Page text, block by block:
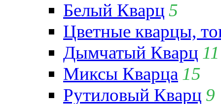
Белый Кварц 5
Цветные кварцы,
Дымчатый Кварц 11
Миксы Кварца 15
Рутиловый Кварц 9